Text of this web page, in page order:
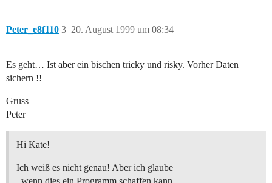
Peter_e8f110 20. August 1999 um 08:34
3
Es geht… Ist aber ein bischen tricky und risky. Vorher Daten
sichern !!
Gruss
Peter
Hi Kate!
Ich weiß es nicht genau! Aber ich glaube
, wenn dies ein Programm schaffen kann,